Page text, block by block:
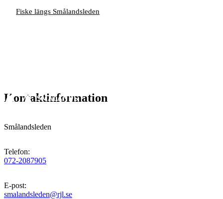
Fiske längs Smålandsleden
Kontaktinformation
Smålandsleden
Telefon:
072-2087905
E-post:
smalandsleden@rjl.se